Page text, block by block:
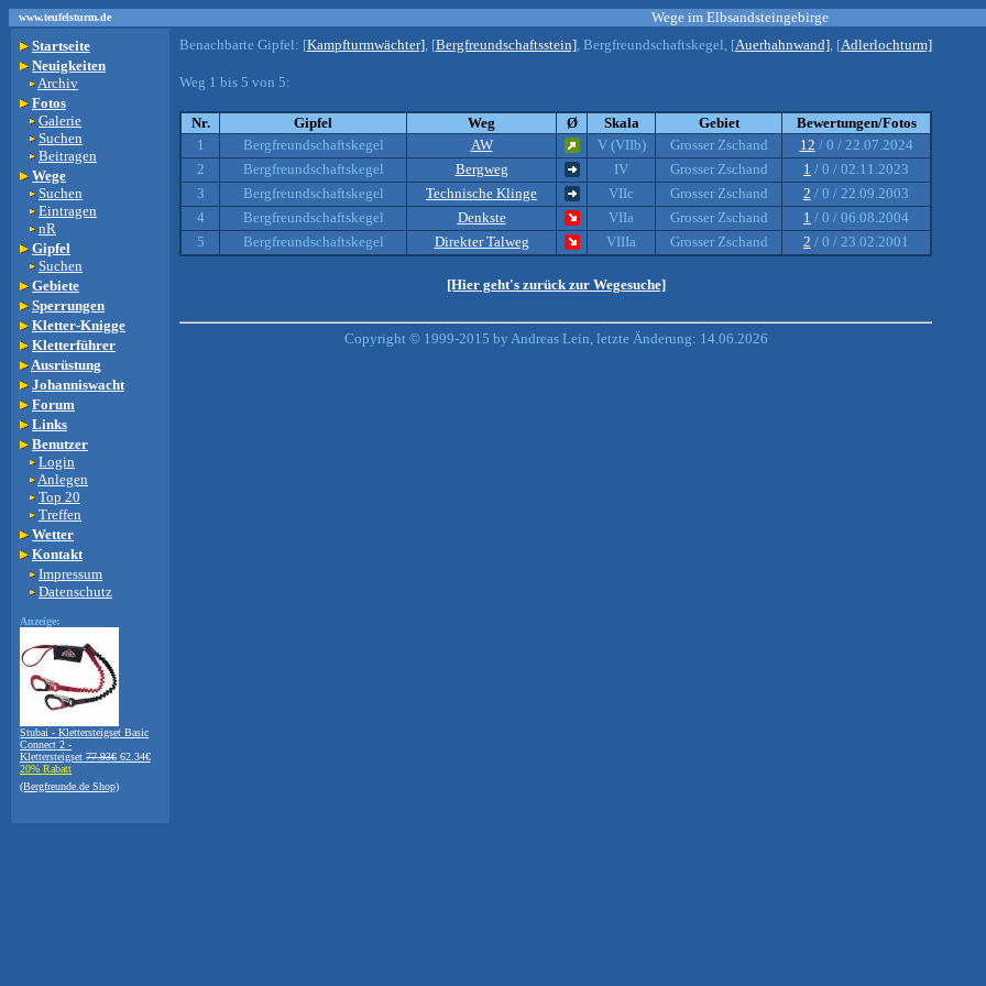
www.teufelsturm.de Wege im Elbsandsteingebirge
Startseite
Neuigkeiten
Archiv
Fotos
Galerie
Suchen
Beitragen
Wege
Suchen
Eintragen
nR
Gipfel
Suchen
Gebiete
Sperrungen
Kletter-Knigge
Kletterführer
Ausrüstung
Johanniswacht
Forum
Links
Benutzer
Login
Anlegen
Top 20
Treffen
Wetter
Kontakt
Impressum
Datenschutz
Anzeige:
Stubai - Klettersteigset Basic
Connect 2 -
Klettersteigset 77.93€ 62.34€
20% Rabatt
(Bergfreunde.de Shop)
Benachbarte Gipfel: [Kampfturmwächter], [Bergfreundschaftsstein], Bergfreundschaftskegel, [Auerhahnwand], [Adlerlochturm]
Weg 1 bis 5 von 5:
Nr. Gipfel Weg Ø Skala Gebiet
Bewertungen/Fotos
1
Bergfreundschaftskegel AW V (VIIb) Grosser Zschand 12 / 0 / 22.07.2024
2
Bergfreundschaftskegel Bergweg IV Grosser Zschand 1 / 0 / 02.11.2023
3
Bergfreundschaftskegel Technische Klinge VIIc Grosser Zschand 2 / 0 / 22.09.2003
4
Bergfreundschaftskegel Denkste VIIa Grosser Zschand 1 / 0 / 06.08.2004
5
Bergfreundschaftskegel Direkter Talweg VIIIa Grosser Zschand 2 / 0 / 23.02.2001
[Hier geht's zurück zur Wegesuche]
Copyright © 1999-2015 by Andreas Lein, letzte Änderung: 14.06.2026